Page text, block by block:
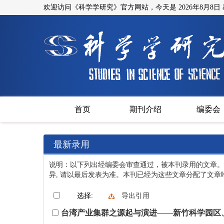
欢迎访问《科学学研究》官方网站，今天是 2026年8月8日
首页 期刊介绍 编委会
最新录用
说明：以下列出经编委会审查通过，被本刊录用的文章
异, 请以最后发表为准。本刊已经为这些文章分配了文
选择: 导出引用
台湾产业集群之源起与演进——新竹科学园区